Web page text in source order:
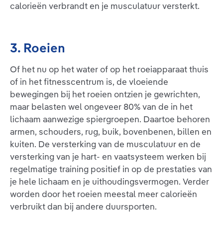
calorieën verbrandt en je musculatuur versterkt.
3. Roeien
Of het nu op het water of op het roeiapparaat thuis
of in het fitnesscentrum is, de vloeiende
bewegingen bij het roeien ontzien je gewrichten,
maar belasten wel ongeveer 80% van de in het
lichaam aanwezige spiergroepen. Daartoe behoren
armen, schouders, rug, buik, bovenbenen, billen en
kuiten. De versterking van de musculatuur en de
versterking van je hart- en vaatsysteem werken bij
regelmatige training positief in op de prestaties van
je hele lichaam en je uithoudingsvermogen. Verder
worden door het roeien meestal meer calorieën
verbruikt dan bij andere duursporten.